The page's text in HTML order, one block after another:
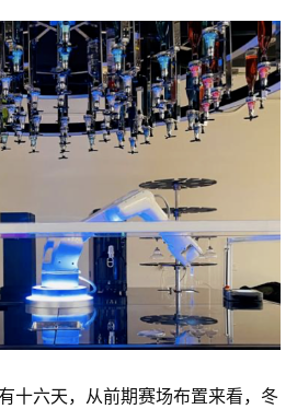
十六天，从前期赛场布置来看，冬